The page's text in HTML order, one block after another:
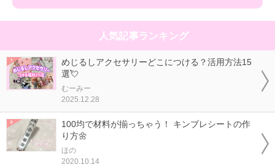
人気記事ランキング
めじるしアクセサリーどこにつける？活用方法15
選💘
むーみー
2025.12.28
100均で材料が揃っちゃう！ キンブレシートの作
り方🌼
ほの
2020.10.14